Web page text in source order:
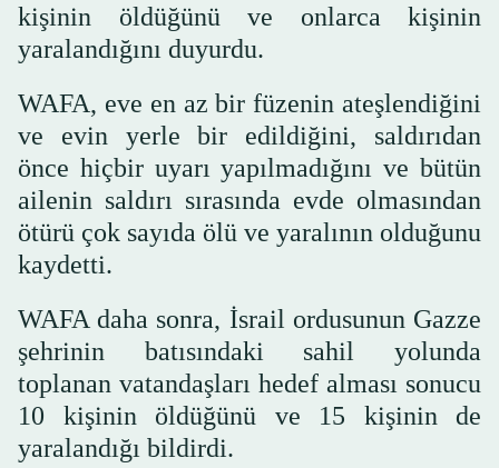
kişinin öldüğünü ve onlarca kişinin
yaralandığını duyurdu.
WAFA, eve en az bir füzenin ateşlendiğini
ve evin yerle bir edildiğini, saldırıdan
önce hiçbir uyarı yapılmadığını ve bütün
ailenin saldırı sırasında evde olmasından
ötürü çok sayıda ölü ve yaralının olduğunu
kaydetti.
WAFA daha sonra, İsrail ordusunun Gazze
şehrinin batısındaki sahil yolunda
toplanan vatandaşları hedef alması sonucu
10 kişinin öldüğünü ve 15 kişinin de
yaralandığı bildirdi.